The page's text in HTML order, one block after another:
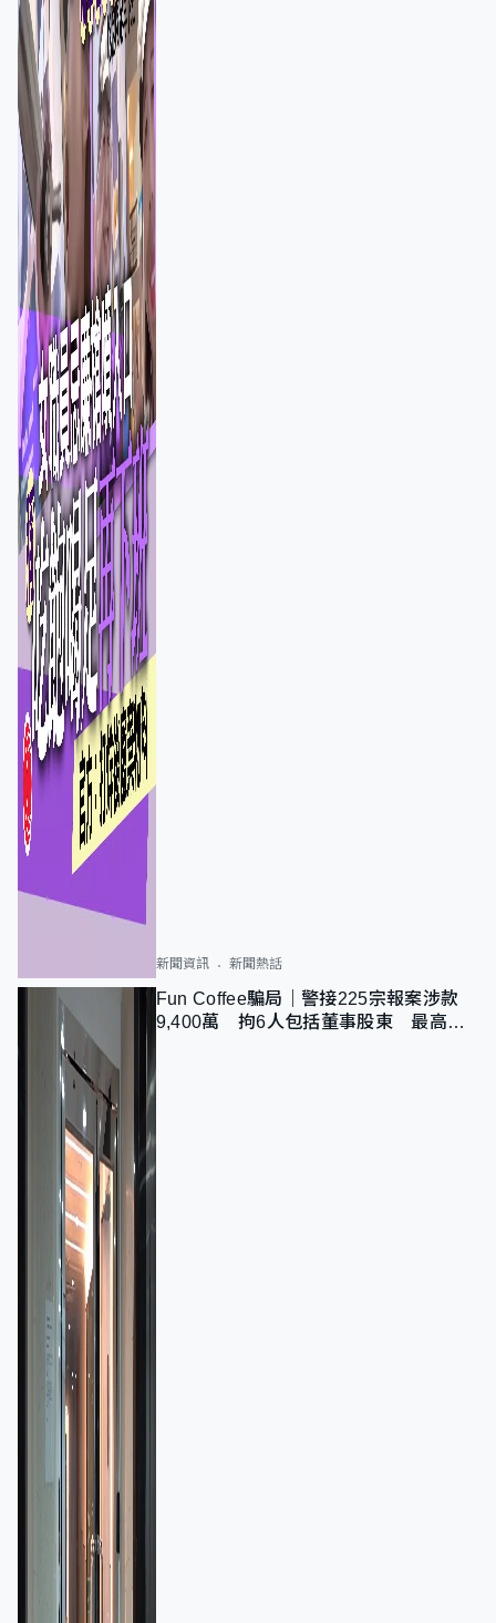
新聞資訊 新聞熱話
Fun Coffee騙局｜警接225宗報案涉款
9,400萬 拘6人包括董事股東 最高金